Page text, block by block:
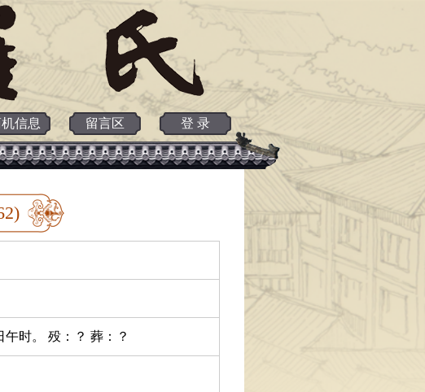
信息 留言区 登 录
时。 殁：？ 葬：？